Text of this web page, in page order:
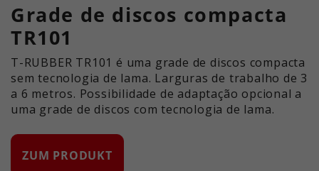
Grade de discos compacta
TR101
T-RUBBER TR101 é uma grade de discos compacta
sem tecnologia de lama. Larguras de trabalho de 3
a 6 metros. Possibilidade de adaptação opcional a
uma grade de discos com tecnologia de lama.
ZUM PRODUKT